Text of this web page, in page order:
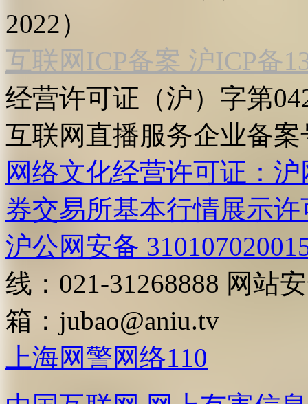
2022）
互联网ICP备案 沪ICP备
经营许可证（沪）字第
互联网直播服务企业备案
网络文化经营许可证：
券交易所基本行情展示许
沪公网安备
线：021-31268888 网站
箱： jubao@aniu.tv
上海网警网络110